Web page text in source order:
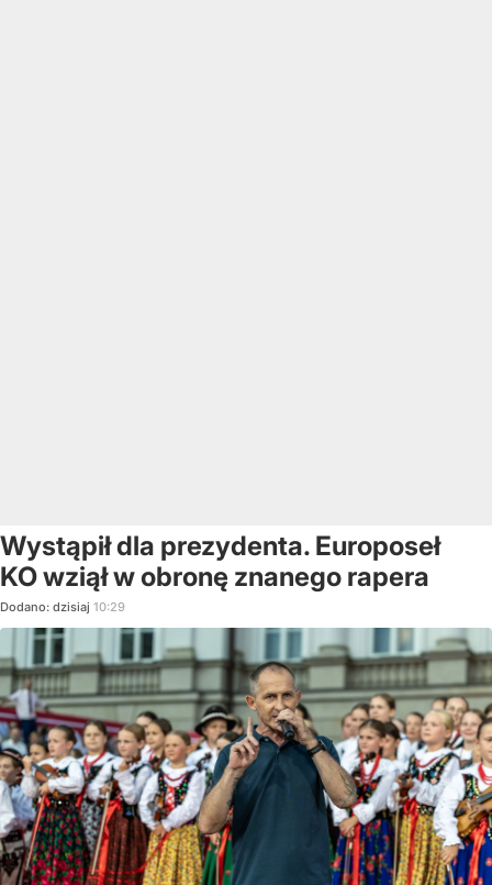
Wystąpił dla prezydenta. Europoseł
KO wziął w obronę znanego rapera
Dodano: dzisiaj 10:29